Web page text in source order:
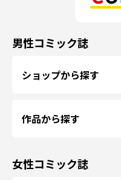
男性コミック誌
ショップから探す
作品から探す
女性コミック誌